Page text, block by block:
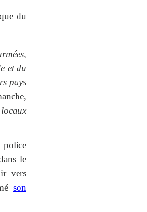
du
et du
pays
police
le
vers
son